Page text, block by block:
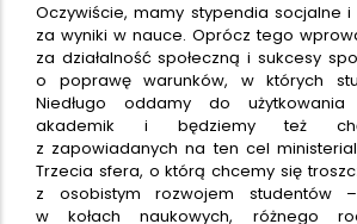
Oczywiście, mamy stypendia socjalne
za wyniki w nauce. Oprócz tego
za działalność społeczną i sukcesy
o poprawę warunków, w których
Niedługo oddamy do użytkowania
akademik i będziemy też
z zapowiadanych na ten cel
Trzecia sfera, o którą chcemy się
z osobistym rozwojem studentów
w kołach naukowych, różnego